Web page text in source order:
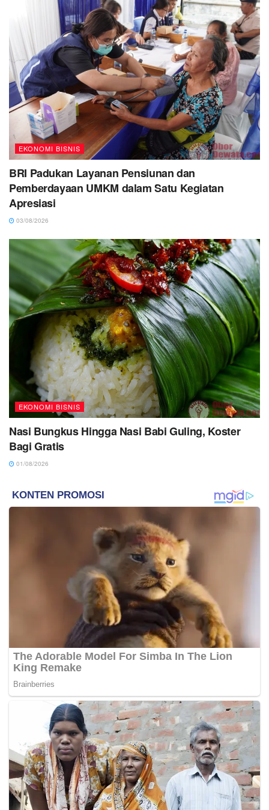
EKONOMI BISNIS
BRI Padukan Layanan Pensiunan dan
Pemberdayaan UMKM dalam Satu Kegiatan
Apresiasi
03/08/2026
EKONOMI BISNIS
Nasi Bungkus Hingga Nasi Babi Guling, Koster
Bagi Gratis
01/08/2026